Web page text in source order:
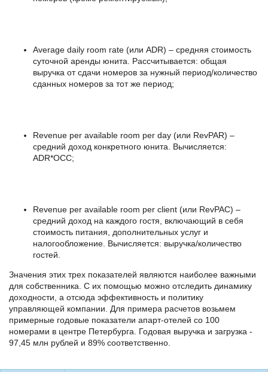
Average daily room rate (или ADR) – средняя стоимость
суточной аренды юнита. Рассчитывается: общая
выручка от сдачи номеров за нужный период/количество
сданных номеров за тот же период;
Revenue per available room per day (или RevPAR) –
средний доход конкретного юнита. Вычисляется:
ADR*OCC;
Revenue per available room per client (или RevPAC) –
средний доход на каждого гостя, включающий в себя
стоимость питания, дополнительных услуг и
налогообложение. Вычисляется: выручка/количество
гостей.
Значения этих трех показателей являются наиболее важными
для собственника. С их помощью можно отследить динамику
доходности, а отсюда эффективность и политику
управляющей компании. Для примера расчетов возьмем
примерные годовые показатели апарт-отелей со 100
номерами в центре Петербурга. Годовая выручка и загрузка -
97,45 млн рублей и 89% соответственно.